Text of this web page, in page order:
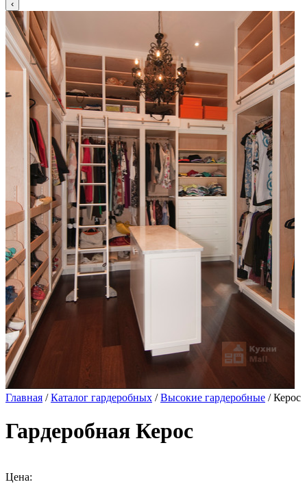
Главная /Каталог гардеробных /Высокие гардеробные / Керос
Гардеробная Керос
Цена: